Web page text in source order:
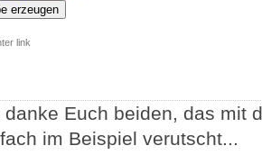
erzeugen
link
danke Euch beiden, das mit
im Beispiel verutscht...